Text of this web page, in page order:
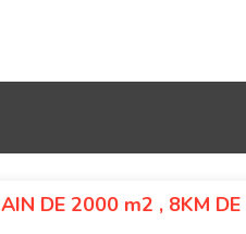
DE 2000 m2 , 8KM